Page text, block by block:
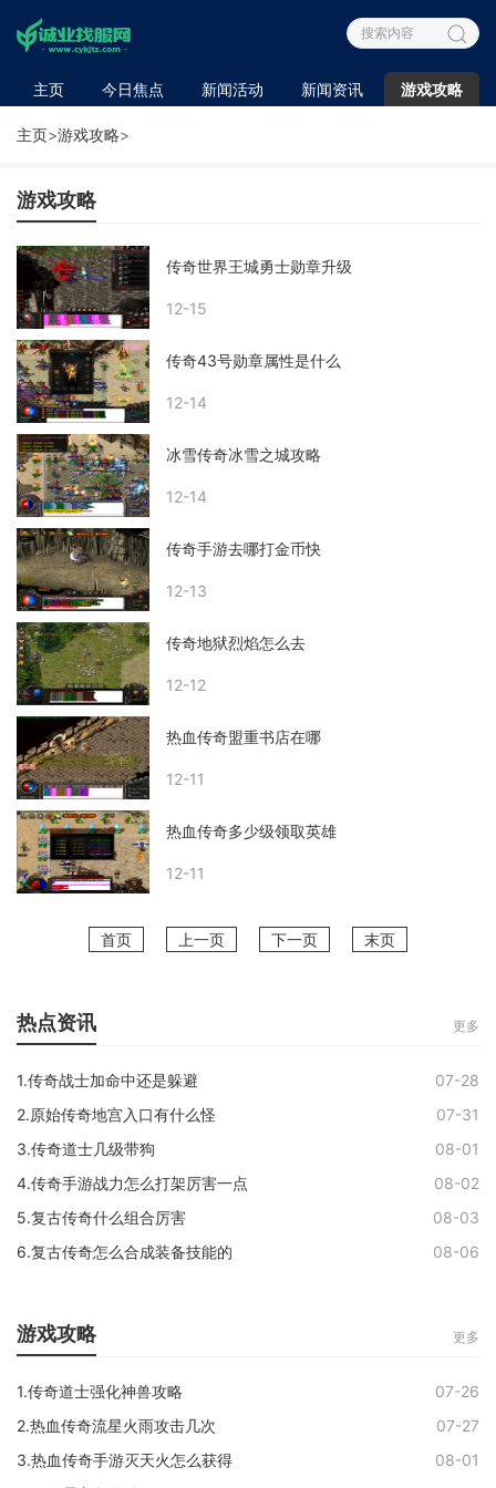
主页 今日焦点 新闻活动 新闻资讯 游戏攻略
主页>游戏攻略>
游戏攻略
传奇世界王城勇士勋章升级
12-15
传奇43号勋章属性是什么
12-14
冰雪传奇冰雪之城攻略
12-14
传奇手游去哪打金币快
12-13
传奇地狱烈焰怎么去
12-12
热血传奇盟重书店在哪
12-11
热血传奇多少级领取英雄
12-11
首页 上一页 下一页 末页
热点资讯 更多
1.传奇战士加命中还是躲避
07-28
2.原始传奇地宫入口有什么怪
07-31
3.传奇道士几级带狗
08-01
4.传奇手游战力怎么打架厉害一点
08-02
5.复古传奇什么组合厉害
08-03
6.复古传奇怎么合成装备技能的
08-06
游戏攻略 更多
1.传奇道士强化神兽攻略
07-26
2.热血传奇流星火雨攻击几次
07-27
3.热血传奇手游灭天火怎么获得
08-01